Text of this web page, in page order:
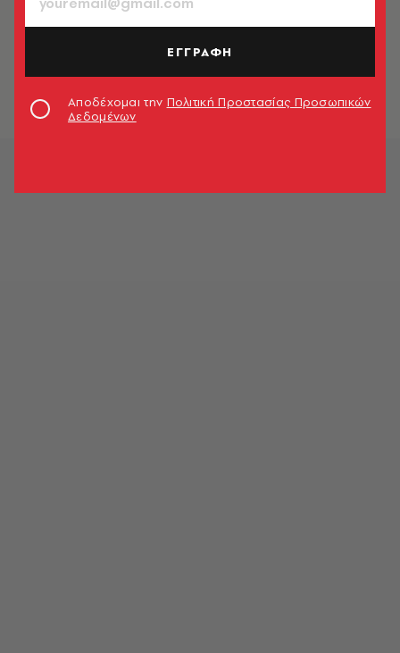
ΕΛΛΑΔΑ
«Αν καταστραφεί το πλοίο, θα χαθεί
η παραλία»: «Καμπανάκι» Λέκκα για
ΕΓΓΡΑΦΗ
Αποδέχομαι την Πολιτική Προστασίας Προσωπικών
Δεδομένων